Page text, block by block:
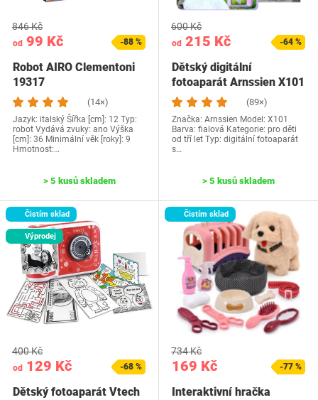
od 99 Kč
846 Kč
-88 %
Robot AIRO Clementoni
19317
(14×)
Jazyk: italský Šířka [cm]: 12 Typ:
robot Vydává zvuky: ano Výška
[cm]: 36 Minimální věk [roky]: 9
Hmotnost:…
> 5 kusů skladem
od 215 Kč
600 Kč
-64 %
Dětský digitální
fotoaparát Arnssien X101
(89×)
Značka: Arnssien Model: ‎X101
Barva: fialová Kategorie: pro děti
od tří let Typ: digitální fotoaparát
s…
> 5 kusů skladem
Čistím sklad
Výprodej
od 129 Kč
400 Kč
-68 %
Dětský fotoaparát Vtech
Čistím sklad
169 Kč
734 Kč
-77 %
Interaktivní hračka